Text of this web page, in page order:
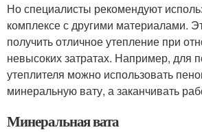
Но специалисты рекомендуют
комплексе с другими материалами.
получить отличное утепление при
невысоких затратах. Например, для
утеплителя можно использовать
минеральную вату, а заканчивать
Минеральная вата